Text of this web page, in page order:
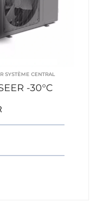
SYSTÈME CENTRAL
-30°C